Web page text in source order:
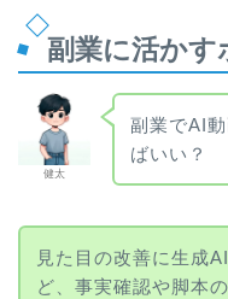
副業に活かす
健太
副業でAI
ばいい？
見た目の改善に生成
ど、事実確認や脚本